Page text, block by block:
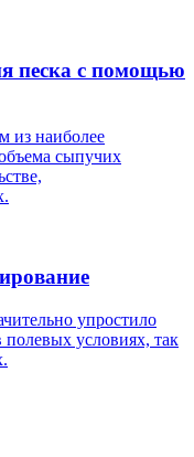
песка с помощью
из наиболее
сыпучих
упростило
полевых условиях, так